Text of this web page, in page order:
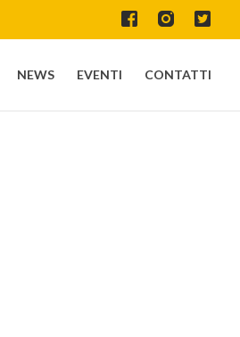
NEWS EVENTI CONTATTI